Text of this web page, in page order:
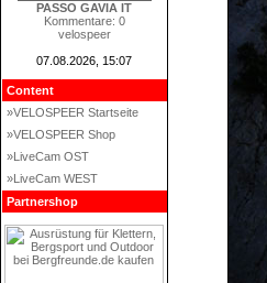
PASSO GAVIA IT
Kommentare: 0
velospeer
07.08.2026, 15:07
Content
»VELOSPEER Startseite
»VELOSPEER Shop
»LiveCam OST
»LiveCam WEST
Partnershop